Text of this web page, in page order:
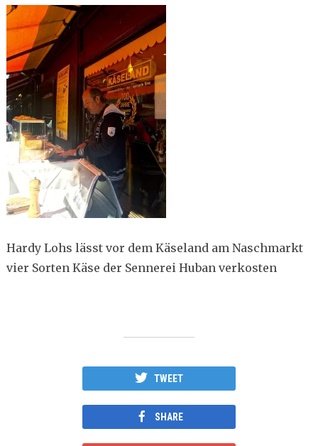
Hardy Lohs lässt vor dem Käseland am Naschmarkt
vier Sorten Käse der Sennerei Huban verkosten
TWEET
SHARE